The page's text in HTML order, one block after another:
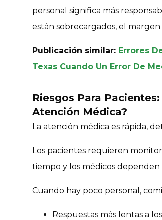
personal significa más
están sobrecargados, el
Publicación similar: Errores
Texas Cuando Un Error De
Riesgos Para
Atención Médica?
La atención médica es rápida,
Los pacientes requieren
tiempo y los médicos
Cuando hay poco personal,
Respuestas más lentas a